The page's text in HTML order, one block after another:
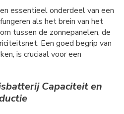
essentieel onderdeel van een
als het brein van het
tussen de zonnepanelen, de
Een goed begrip van
is cruciaal voor een
Capaciteit en